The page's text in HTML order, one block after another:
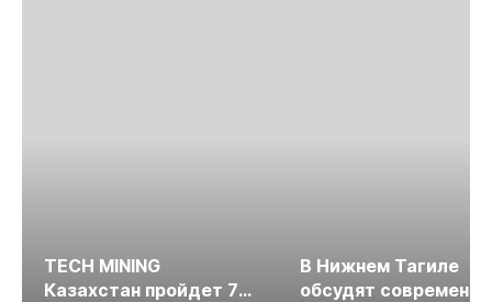
TECH MINING
Казахстан пройдет 7
В Нижнем Тагиле
обсудят